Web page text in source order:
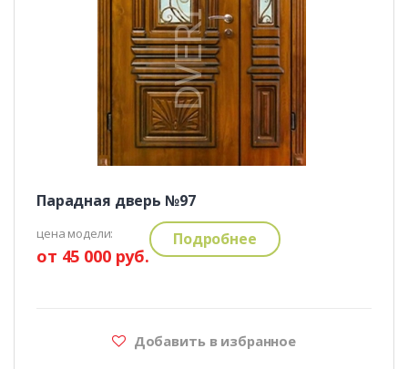
Парадная дверь №97
цена модели:
от 45 000 руб.
Подробнее
Добавить в избранное